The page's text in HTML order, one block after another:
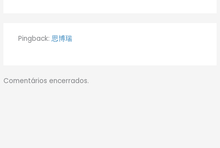
Pingback: 思博瑞
Comentários encerrados.